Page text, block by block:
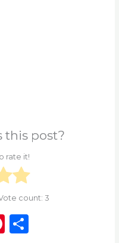
this post?
rate it!
count: 3
Pi S